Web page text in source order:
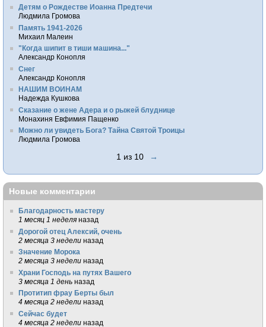
Детям о Рождестве Иоанна Предтечи
Людмила Громова
Память 1941-2026
Михаил Малеин
"Когда шипит в тиши машина..."
Александр Конопля
Снег
Александр Конопля
НАШИМ ВОИНАМ
Надежда Кушкова
Сказание о жене Адера и о рыжей блуднице
Монахиня Евфимия Пащенко
Можно ли увидеть Бога? Тайна Святой Троицы
Людмила Громова
1 из 10 →
Новые комментарии
Благодарность мастеру
1 месяц 1 неделя назад
Дорогой отец Алексий, очень
2 месяца 3 недели назад
Значение Морока
2 месяца 3 недели назад
Храни Господь на путях Вашего
3 месяца 1 день назад
Протитип фрау Берты был
4 месяца 2 недели назад
Сейчас будет
4 месяца 2 недели назад